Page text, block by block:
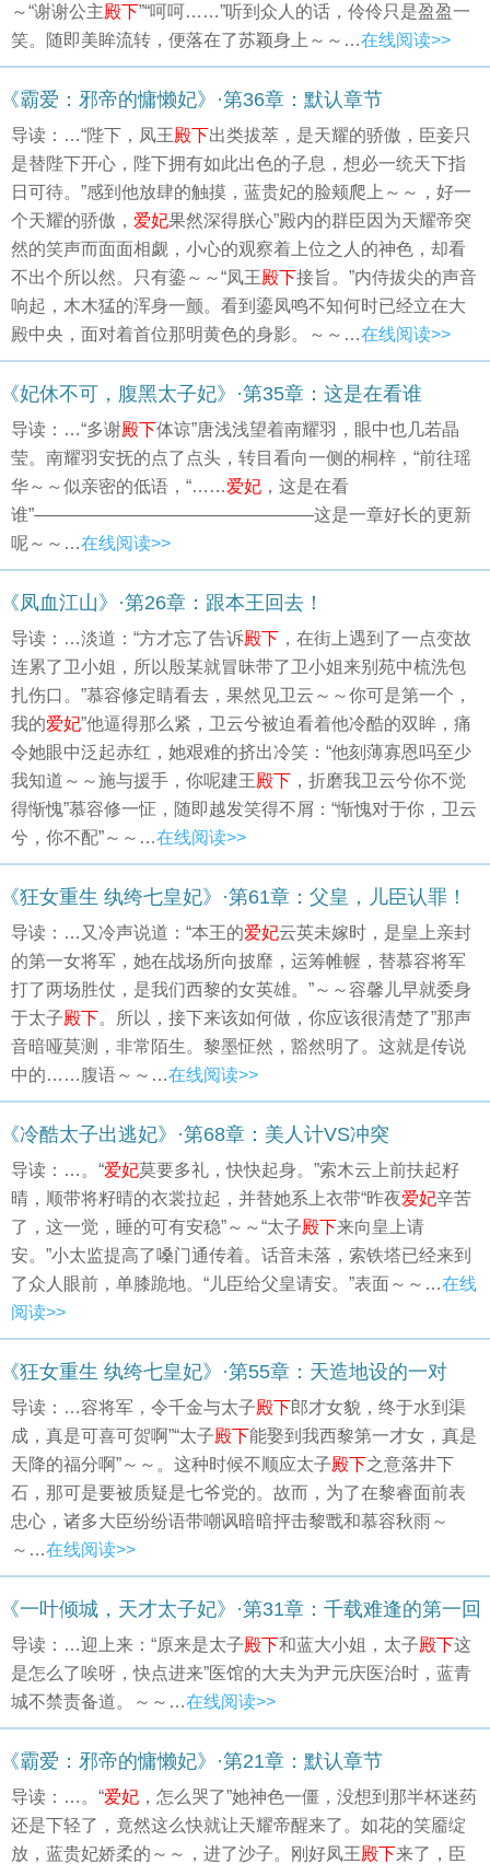
～“谢谢公主殿下”“呵呵……”听到众人的话，伶伶只是盈盈一
笑。随即美眸流转，便落在了苏颖身上～～…在线阅读>>
《霸爱：邪帝的慵懒妃》·第36章：默认章节
导读：…“陛下，凤王殿下出类拔萃，是天耀的骄傲，臣妾只
是替陛下开心，陛下拥有如此出色的子息，想必一统天下指
日可待。”感到他放肆的触摸，蓝贵妃的脸颊爬上～～，好一
个天耀的骄傲， 爱妃果然深得朕心”殿内的群臣因为天耀帝突
然的笑声而面面相觑，小心的观察着上位之人的神色，却看
不出个所以然。只有鎏～～“凤王殿下接旨。”内侍拔尖的声音
响起，木木猛的浑身一颤。看到鎏凤鸣不知何时已经立在大
殿中央，面对着首位那明黄色的身影。～～…在线阅读>>
《妃休不可，腹黑太子妃》·第35章：这是在看谁
导读：…“多谢殿下体谅”唐浅浅望着南耀羽，眼中也几若晶
莹。南耀羽安抚的点了点头，转目看向一侧的桐梓，“前往瑶
华～～似亲密的低语，“……爱妃 ，这是在看
谁”————————————————这是一章好长的更新
呢～～…在线阅读>>
《凤血江山》·第26章：跟本王回去！
导读：…淡道：“方才忘了告诉殿下 ，在街上遇到了一点变故
连累了卫小姐，所以殷某就冒昧带了卫小姐来别苑中梳洗包
扎伤口。”慕容修定睛看去，果然见卫云～～你可是第一个，
我的爱妃”他逼得那么紧，卫云兮被迫看着他冷酷的双眸，痛
令她眼中泛起赤红，她艰难的挤出冷笑：“他刻薄寡恩吗至少
我知道～～施与援手，你呢建王殿下 ，折磨我卫云兮你不觉
得惭愧”慕容修一怔，随即越发笑得不屑：“惭愧对于你，卫云
兮，你不配”～～…在线阅读>>
《狂女重生 纨绔七皇妃》·第61章：父皇，儿臣认罪！
导读：…又冷声说道：“本王的爱妃云英未嫁时，是皇上亲封
的第一女将军，她在战场所向披靡，运筹帷幄，替慕容将军
打了两场胜仗，是我们西黎的女英雄。”～～容馨儿早就委身
于太子殿下。所以，接下来该如何做，你应该很清楚了”那声
音暗哑莫测，非常陌生。黎墨怔然，豁然明了。这就是传说
中的……腹语～～…在线阅读>>
《冷酷太子出逃妃》·第68章：美人计VS冲突
导读：…。“爱妃莫要多礼，快快起身。”索木云上前扶起籽
晴，顺带将籽晴的衣裳拉起，并替她系上衣带“昨夜爱妃辛苦
了，这一觉，睡的可有安稳”～～“太子殿下来向皇上请
安。”小太监提高了嗓门通传着。话音未落，索铁塔已经来到
了众人眼前，单膝跪地。“儿臣给父皇请安。”表面～～…在线
阅读>>
《狂女重生 纨绔七皇妃》·第55章：天造地设的一对
导读：…容将军，令千金与太子殿下郎才女貌，终于水到渠
成，真是可喜可贺啊”“太子殿下能娶到我西黎第一才女，真是
天降的福分啊”～～。这种时候不顺应太子殿下之意落井下
石，那可是要被质疑是七爷党的。故而，为了在黎睿面前表
忠心，诸多大臣纷纷语带嘲讽暗暗抨击黎戬和慕容秋雨～
～…在线阅读>>
《一叶倾城，天才太子妃》·第31章：千载难逢的第一回
导读：…迎上来：“原来是太子殿下和蓝大小姐，太子殿下这
是怎么了唉呀，快点进来”医馆的大夫为尹元庆医治时，蓝青
城不禁责备道。～～…在线阅读>>
《霸爱：邪帝的慵懒妃》·第21章：默认章节
导读：…。“爱妃 ，怎么哭了”她神色一僵，没想到那半杯迷药
还是下轻了，竟然这么快就让天耀帝醒来了。如花的笑靥绽
放，蓝贵妃娇柔的～～，进了沙子。刚好凤王殿下来了，臣